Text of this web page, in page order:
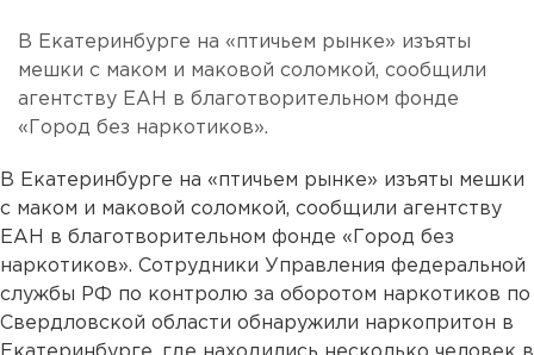
В Екатеринбурге на «птичьем рынке» изъяты
мешки с маком и маковой соломкой, сообщили
агентству ЕАН в благотворительном фонде
«Город без наркотиков».
В Екатеринбурге на «птичьем рынке» изъяты мешки
с маком и маковой соломкой, сообщили агентству
ЕАН в благотворительном фонде «Город без
наркотиков». Сотрудники Управления федеральной
службы РФ по контролю за оборотом наркотиков по
Свердловской области обнаружили наркопритон в